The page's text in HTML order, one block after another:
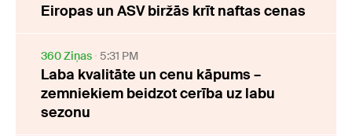
Eiropas un ASV biržās krīt naftas cenas
360 Ziņas 5:31 PM
Laba kvalitāte un cenu kāpums –
zemniekiem beidzot cerība uz labu
sezonu